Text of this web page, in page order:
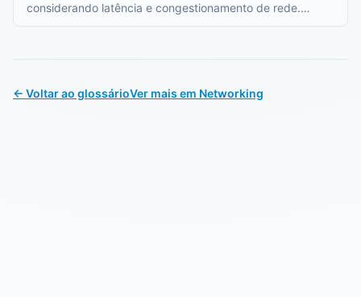
considerando latência e congestionamento de rede.
← Voltar ao glossárioVer mais em Networking